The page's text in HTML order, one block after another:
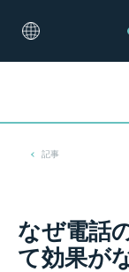
記事
なぜ電話
て効果が